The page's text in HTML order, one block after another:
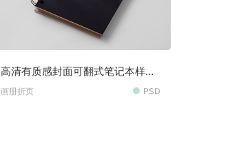
高清有质感封面可翻式笔记本样机
素材
画册折页 PSD